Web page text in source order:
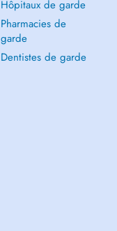
Hôpitaux de garde
Pharmacies de
garde
Dentistes de garde